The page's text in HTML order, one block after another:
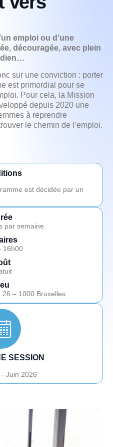
emploi ou d’une
découragée, avec plein
sur une conviction : porter
est primordial pour se
Pour cela, la Mission
depuis 2020 une
à reprendre
le chemin de l’emploi.
est décidée par un
par semaine.
16h00
26 – 1000 Bruxelles
SESSION
Juin 2026